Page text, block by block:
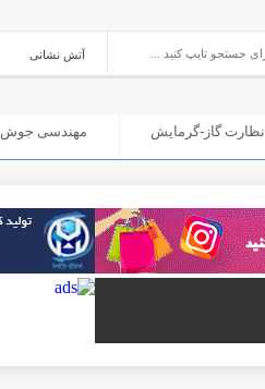
نظارت گاز-گرمایش مهندسی جوش